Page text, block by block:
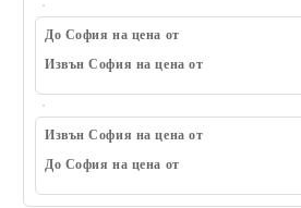
До София на цена от
Извън София на цена от
Извън София на цена от
До София на цена от